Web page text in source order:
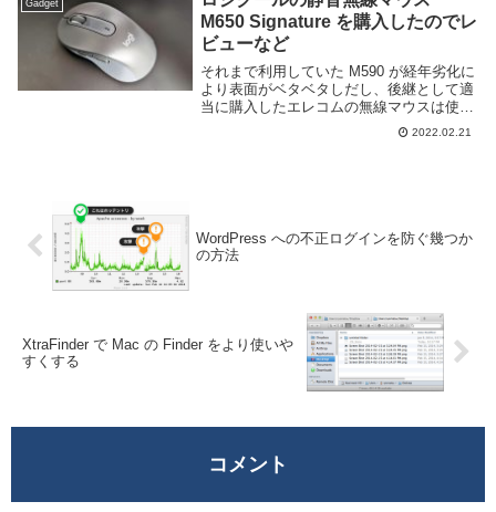
Gadget
M650 Signature を購入したのでレ
ビューなど
それまで利用していた M590 が経年劣化に
より表面がベタベタしだし、後継として適
当に購入したエレコムの無線マウスは使い
にくいだけでなく接続が頻繁に切れるなど
まともに使える商品ではなかったため、ま
2022.02.21
WordPress への不正ログインを防ぐ幾つか
の方法
XtraFinder で Mac の Finder をより使いや
すくする
コメント